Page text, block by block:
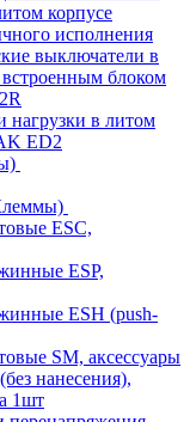
корпусе
исполнения
выключатели в
блоком
нагрузки в литом
ED2
ESC,
ESP,
ESH (push-
SM, аксессуары
нанесения),
1шт